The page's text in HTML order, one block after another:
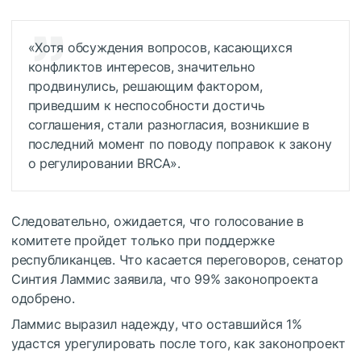
«Хотя обсуждения вопросов, касающихся
конфликтов интересов, значительно
продвинулись, решающим фактором,
приведшим к неспособности достичь
соглашения, стали разногласия, возникшие в
последний момент по поводу поправок к закону
о регулировании BRCA».
Следовательно, ожидается, что голосование в
комитете пройдет только при поддержке
республиканцев. Что касается переговоров, сенатор
Синтия Ламмис заявила, что 99% законопроекта
одобрено.
Ламмис выразил надежду, что оставшийся 1%
удастся урегулировать после того, как законопроект